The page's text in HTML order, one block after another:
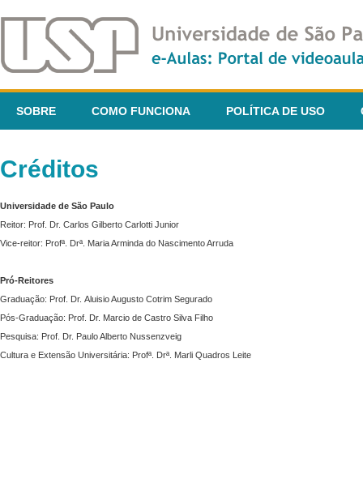
SOBRE COMO FUNCIONA POLÍTICA DE USO
Créditos
Universidade de São Paulo
Reitor: Prof. Dr. Carlos Gilberto Carlotti Junior
Vice-reitor: Profª. Drª. Maria Arminda do Nascimento Arruda
Pró-Reitores
Graduação: Prof. Dr. Aluisio Augusto Cotrim Segurado
Pós-Graduação: Prof. Dr. Marcio de Castro Silva Filho
Pesquisa: Prof. Dr. Paulo Alberto Nussenzveig
Cultura e Extensão Universitária: Profª. Drª. Marli Quadros Leite